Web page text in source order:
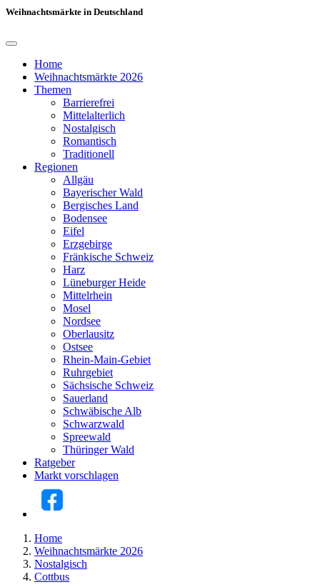
Weihnachtsmärkte in Deutschland
Home
Weihnachtsmärkte 2026
Themen
Barrierefrei
Mittelalterlich
Nostalgisch
Romantisch
Traditionell
Regionen
Allgäu
Bayerischer Wald
Bergisches Land
Bodensee
Eifel
Erzgebirge
Fränkische Schweiz
Harz
Lüneburger Heide
Mittelrhein
Mosel
Nordsee
Oberlausitz
Ostsee
Rhein-Main-Gebiet
Ruhrgebiet
Sächsische Schweiz
Sauerland
Schwäbische Alb
Schwarzwald
Spreewald
Thüringer Wald
Ratgeber
Markt vorschlagen
Home
Weihnachtsmärkte 2026
Nostalgisch
Cottbus